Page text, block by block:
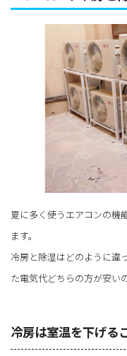
夏に多く使うエアコンの機
ます。
冷房と除湿はどのように違
た電気代どちらの方が安い
冷房は室温を下げる